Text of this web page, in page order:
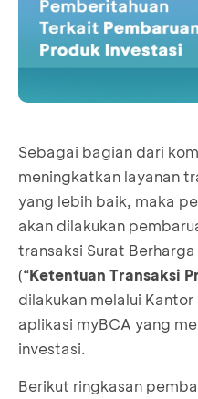
Sebagai bagian dari
meningkatkan layanan
yang lebih baik, maka
akan dilakukan
transaksi Surat Berharga
(“Ketentuan Transaksi
dilakukan melalui
aplikasi myBCA yang
investasi.
Berikut ringkasan